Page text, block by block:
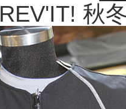
REV'IT! 秋